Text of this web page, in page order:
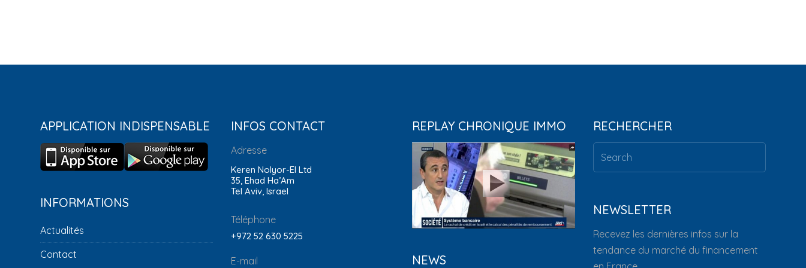
APPLICATION INDISPENSABLE
INFORMATIONS
Actualités
Contact
INFOS CONTACT
Adresse
Keren Nolyor-El Ltd
35, Ehad Ha’Am
Tel Aviv, Israel
Téléphone
+972 52 630 5225
E-mail
REPLAY CHRONIQUE IMMO
NEWS
RECHERCHER
NEWSLETTER
Recevez les dernières infos sur la
tendance du marché du financement